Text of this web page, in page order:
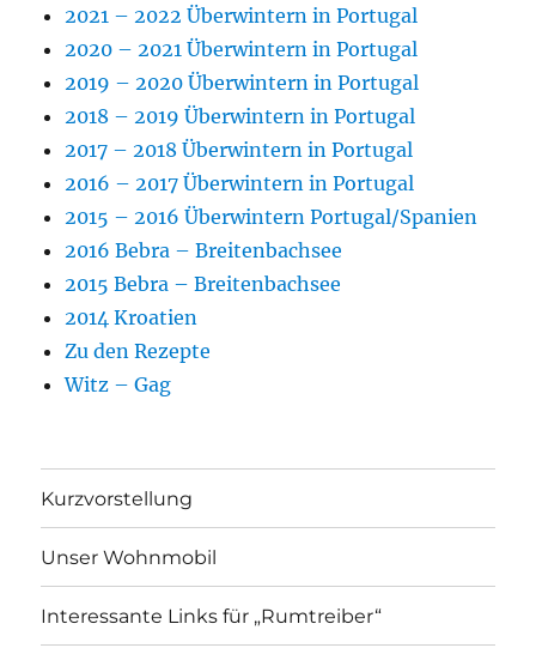
2021 – 2022 Überwintern in Portugal
2020 – 2021 Überwintern in Portugal
2019 – 2020 Überwintern in Portugal
2018 – 2019 Überwintern in Portugal
2017 – 2018 Überwintern in Portugal
2016 – 2017 Überwintern in Portugal
2015 – 2016 Überwintern Portugal/Spanien
2016 Bebra – Breitenbachsee
2015 Bebra – Breitenbachsee
2014 Kroatien
Zu den Rezepte
Witz – Gag
Kurzvorstellung
Unser Wohnmobil
Interessante Links für „Rumtreiber“